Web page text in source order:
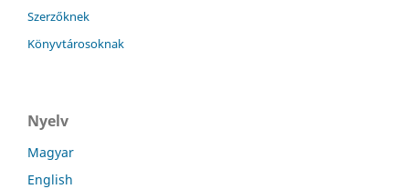
Szerzőknek
Könyvtárosoknak
Nyelv
Magyar
English